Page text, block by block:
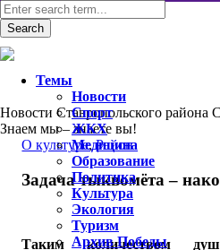
Новости Ставропольского района
Знаем мы – знаете вы!
О культуре,Район
Задача тыквомёта –
Таким количеством
Темы
Новости
Спорт
ЖКХ
Медицина
Образование
Политика
Культура
Экология
Туризм
Архив Победы